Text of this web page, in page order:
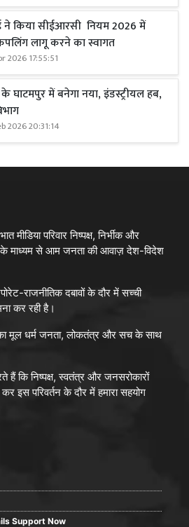
किया सीईआरसी नियम 2026 में
लागू करने का स्वागत
2026 17:55:51
घाटमपुर में बनेगा नया, इंडस्ट्रीयल हब,
2026 20:31:14
मीडिया परिवार निष्पक्ष, निर्भीक और
के माध्यम से आम जनता की आवाज़ देश-विदेश
राजनीतिक दबावों के दौर में सच्ची
कर रही है।
का मूल धर्म जनता, लोकतंत्र और सच के साथ
कि निष्पक्ष, स्वतंत्र और जनसरोकारों
इस परिवर्तन के दौर में हमारा सहयोग
Support Now